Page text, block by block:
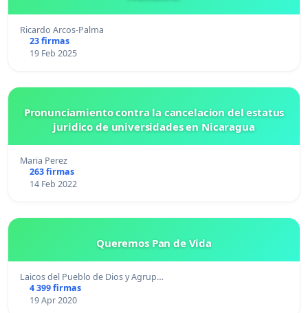
Ricardo Arcos-Palma
23 firmas
19 Feb 2025
Pronunciamiento contra la cancelacion del estatus
juridico de universidades en Nicaragua
Maria Perez
263 firmas
14 Feb 2022
Queremos Pan de Vida
Laicos del Pueblo de Dios y Agrup…
4 399 firmas
19 Apr 2020